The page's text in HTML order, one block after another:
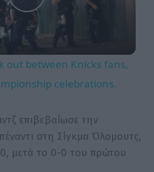
P
l
a
y
V
out between Knicks fans,
celebrations.
επιβεβαίωσε την
στη Σίγκμα Όλομουτς,
μετά το 0-0 του πρώτου